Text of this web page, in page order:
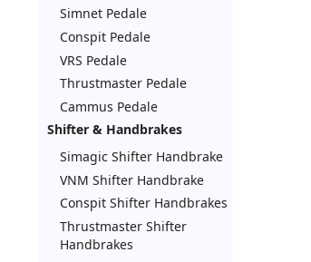
Simnet Pedale
Conspit Pedale
VRS Pedale
Thrustmaster Pedale
Cammus Pedale
Shifter & Handbrakes
Simagic Shifter Handbrake
VNM Shifter Handbrake
Conspit Shifter Handbrakes
Thrustmaster Shifter
Handbrakes